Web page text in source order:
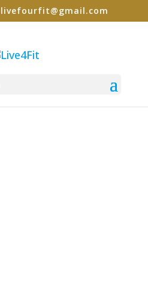
livefourfit@gmail.com